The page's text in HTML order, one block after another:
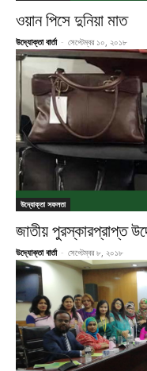
ওয়ান পিসে দুনিয়া মাত
উদ্যোক্তা বার্তা - সেপ্টেম্বর ১০, ২০১৮
উদ্যোক্তা সফলতা
জাতীয় পুরস্কারপ্রাপ্ত
উদ্যোক্তা বার্তা - সেপ্টেম্বর ৮, ২০১৮